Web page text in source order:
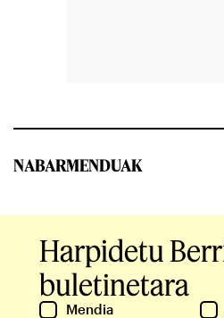
NABARMENDUAK
Harpidetu
buletinetara
Mendia